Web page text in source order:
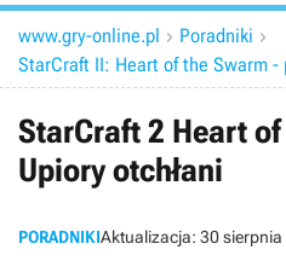
www.gry-online.pl  Poradniki 
StarCraft II: Heart of the Swarm -
StarCraft 2 Heart
Upiory otchłani
PORADNIKIAktualizacja: 30